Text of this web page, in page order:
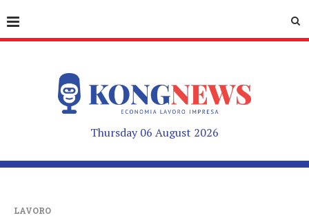
Thursday 06 August 2026
LAVORO